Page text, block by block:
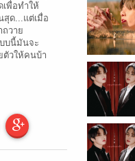
พื่อทำให้
สุด...แต่เมื่อ
วาย
บนี้มันจะ
ตัวให้คนบ้า